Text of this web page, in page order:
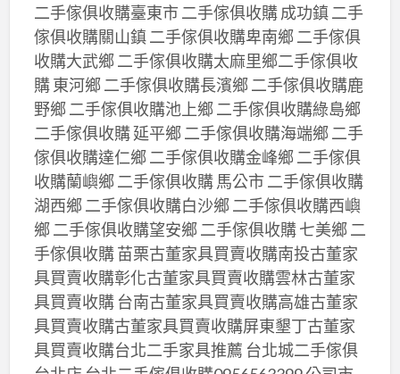
二手傢俱收購臺東市 二手傢俱收購 成功鎮 二手
傢俱收購關山鎮 二手傢俱收購卑南鄉 二手傢俱
收購大武鄉 二手傢俱收購太麻里鄉二手傢俱收
購 東河鄉 二手傢俱收購長濱鄉 二手傢俱收購鹿
野鄉 二手傢俱收購池上鄉 二手傢俱收購綠島鄉
二手傢俱收購 延平鄉 二手傢俱收購海端鄉 二手
傢俱收購達仁鄉 二手傢俱收購金峰鄉 二手傢俱
收購蘭嶼鄉 二手傢俱收購 馬公市 二手傢俱收購
湖西鄉 二手傢俱收購白沙鄉 二手傢俱收購西嶼
鄉 二手傢俱收購望安鄉 二手傢俱收購 七美鄉 二
手傢俱收購 苗栗古董家具買賣收購南投古董家
具買賣收購彰化古董家具買賣收購雲林古董家
具買賣收購 台南古董家具買賣收購高雄古董家
具買賣收購古董家具買賣收購屏東墾丁古董家
具買賣收購台北二手家具推薦 台北城二手傢俱